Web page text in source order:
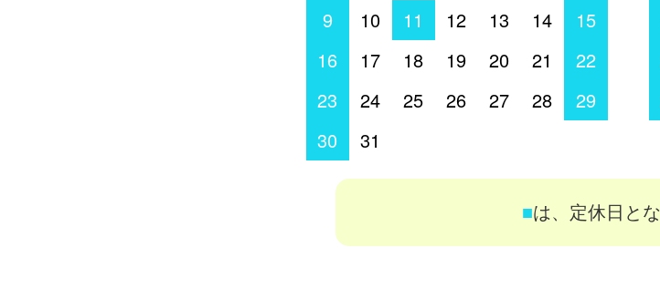
9
10 11 12 13 14
15
16
17 18 19 20 21
22
23
24 25 26 27 28
29
30
31
■は、定休日とな